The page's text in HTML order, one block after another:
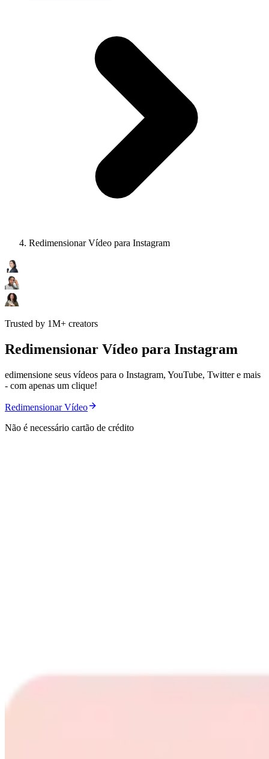
Redimensionar Vídeo para Instagram
Trusted by 1M+ creators
Redimensionar Vídeo para Instagram
edimensione seus vídeos para o Instagram, YouTube, Twitter e mais
- com apenas um clique!
Redimensionar Vídeo
Não é necessário cartão de crédito